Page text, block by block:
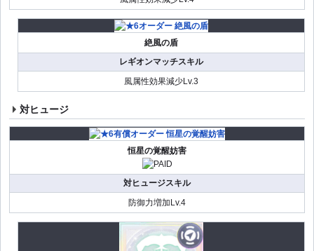
絶風の盾
レギオンマッチスキル
風属性効果減少Lv.3
対ヒュージ
恒星の覚醒妨害
対ヒュージスキル
防御力増加Lv.4